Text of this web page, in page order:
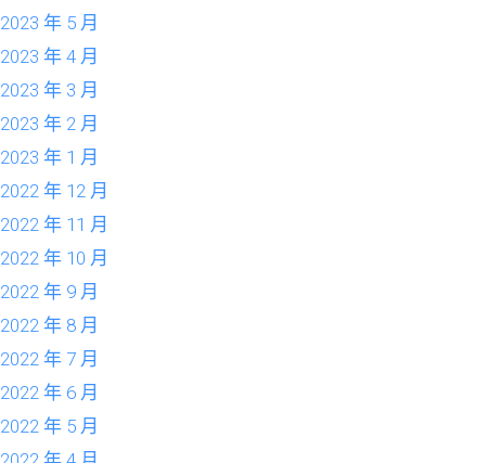
2023 年 5 月
2023 年 4 月
2023 年 3 月
2023 年 2 月
2023 年 1 月
2022 年 12 月
2022 年 11 月
2022 年 10 月
2022 年 9 月
2022 年 8 月
2022 年 7 月
2022 年 6 月
2022 年 5 月